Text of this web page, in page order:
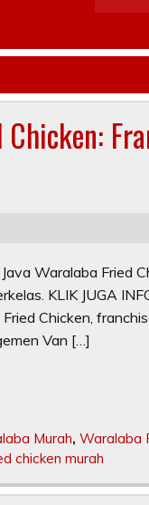
Waralaba Fried
KLIK JUGA
Chicken,
Van […]
Murah,Waralaba
chicken murah